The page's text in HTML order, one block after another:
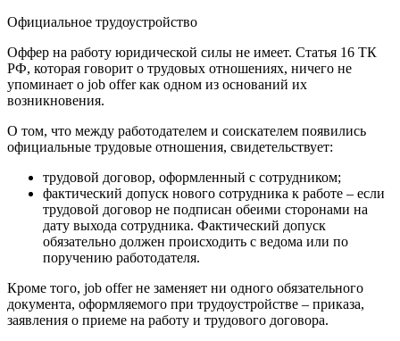
Официальное трудоустройство
Оффер на работу юридической силы не имеет. Статья 16 ТК
РФ, которая говорит о трудовых отношениях, ничего не
упоминает о job offer как одном из оснований их
возникновения.
О том, что между работодателем и соискателем появились
официальные трудовые отношения, свидетельствует:
трудовой договор, оформленный с сотрудником;
фактический допуск нового сотрудника к работе – если
трудовой договор не подписан обеими сторонами на
дату выхода сотрудника. Фактический допуск
обязательно должен происходить с ведома или по
поручению работодателя.
Кроме того, job offer не заменяет ни одного обязательного
документа, оформляемого при трудоустройстве – приказа,
заявления о приеме на работу и трудового договора.